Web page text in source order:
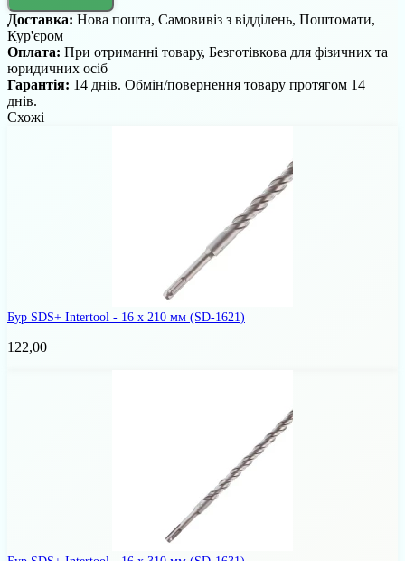
Доставка: Нова пошта, Самовивіз з відділень, Поштомати,
Кур'єром
Оплата: При отриманні товару, Безготівкова для фізичних та
юридичних осіб
Гарантія: 14 днів. Обмін/повернення товару протягом 14
днів.
Схожі
Бур SDS+ Intertool - 16 х 210 мм (SD-1621)
122,00